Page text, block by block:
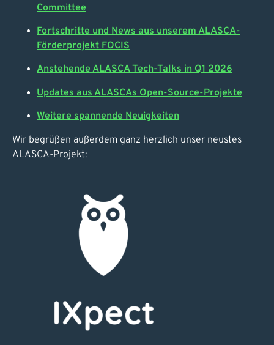
Committee
Fortschritte und News aus unserem ALASCA-
Förderprojekt FOCIS
Anstehende ALASCA Tech-Talks in Q1 2026
Updates aus ALASCAs Open-Source-Projekte
Weitere spannende Neuigkeiten
Wir begrüßen außerdem ganz herzlich unser neustes
ALASCA-Projekt: